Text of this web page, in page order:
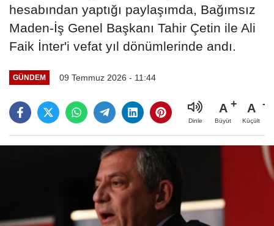
hesabından yaptığı paylaşımda, Bağımsız
Maden-İş Genel Başkanı Tahir Çetin ile Ali
Faik İnter'i vefat yıl dönümlerinde andı.
GÜNDEM 09 Temmuz 2026 - 11:44
Dinle
A
Büyüt
A
Küçült